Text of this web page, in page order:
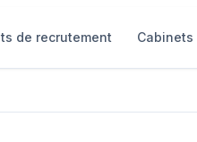
de recrutement Cabinets